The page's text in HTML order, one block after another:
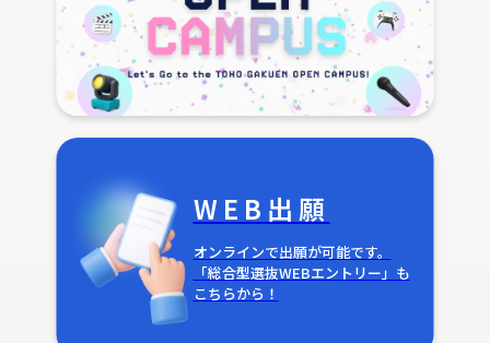
WEB出願
オンラインで出願が可能です。
「総合型選抜WEBエントリー」も
こちらから！